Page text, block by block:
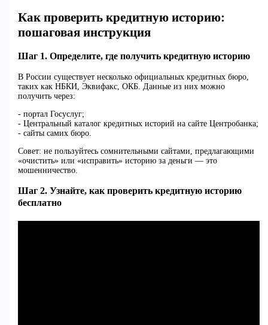
Как проверить кредитную историю:
пошаговая инструкция
Шаг 1. Определите, где получить кредитную историю
В России существует несколько официальных кредитных бюро,
таких как НБКИ, Эквифакс, ОКБ. Данные из них можно
получить через:
- портал Госуслуг;
- Центральный каталог кредитных историй на сайте Центробанка;
- сайты самих бюро.
Совет: не пользуйтесь сомнительными сайтами, предлагающими
«очистить» или «исправить» историю за деньги — это
мошенничество.
Шаг 2. Узнайте, как проверить кредитную историю
бесплатно